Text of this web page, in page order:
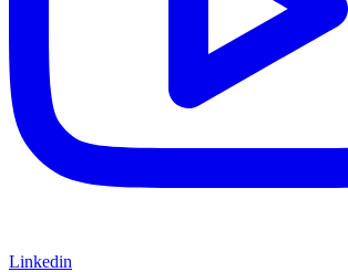
Linkedin